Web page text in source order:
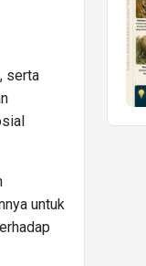
serta
untuk